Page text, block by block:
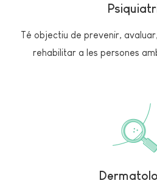
Té objectiu de prevenir,
rehabilitar a les persones